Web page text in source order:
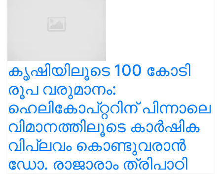
കൃഷിയിലൂടെ 100 കോടി
രൂപ വരുമാനം:
ഹെലികോപ്റ്ററിന് പിന്നാലെ
വിമാനത്തിലൂടെ കാർഷിക
വിപ്ലവം കൊണ്ടുവരാൻ
ഡോ. രാജാരാം ത്രിപാഠി